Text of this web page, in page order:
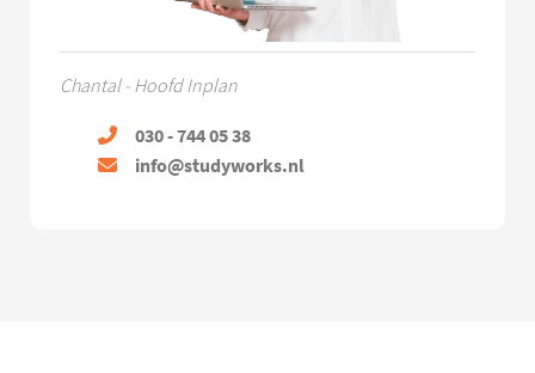
Chantal - Hoofd Inplan
030 - 744 05 38
info@studyworks.nl